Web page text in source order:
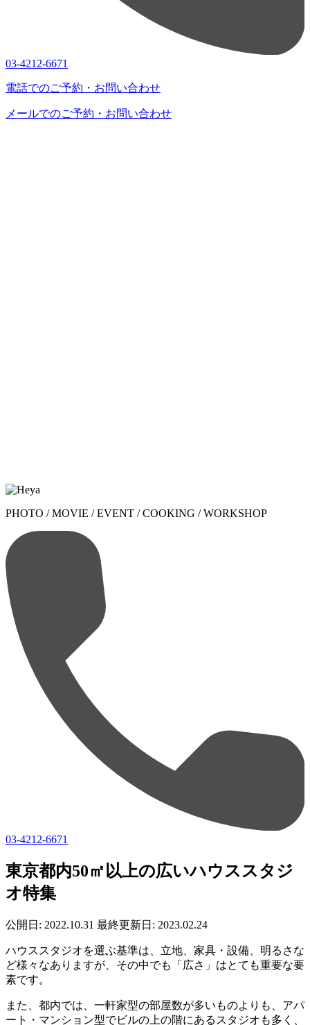
03-4212-6671
電話でのご予約・お問い合わせ
メールでのご予約・お問い合わせ
PHOTO / MOVIE / EVENT / COOKING / WORKSHOP
03-4212-6671
東京都内50㎡以上の広いハウススタジ
オ特集
公開日: 2022.10.31 最終更新日: 2023.02.24
ハウススタジオを選ぶ基準は、立地、家具・設備、明るさな
ど様々なありますが、その中でも「広さ」はとても重要な要
素です。
また、都内では、一軒家型の部屋数が多いものよりも、アパ
ート・マンション型でビルの上の階にあるスタジオも多く、